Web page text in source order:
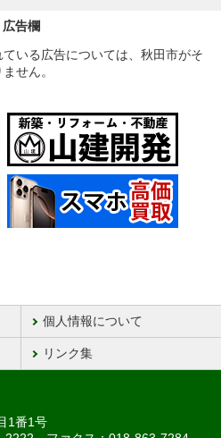
広告欄
いる広告については、秋田市がそ
せん。
個人情報について
リンク集
1番1号